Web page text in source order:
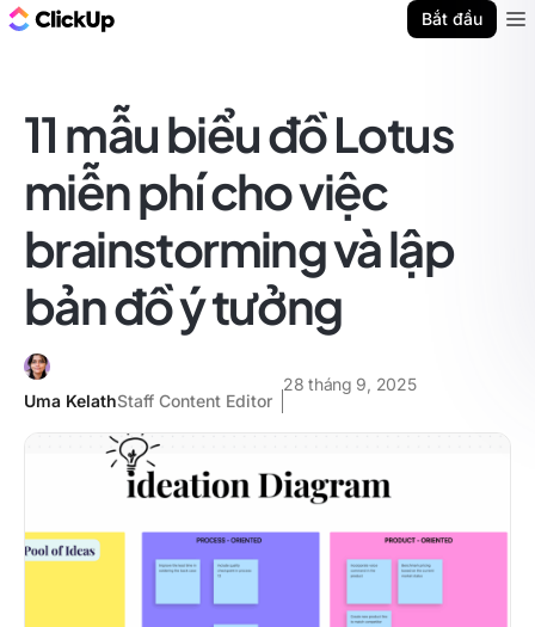
Bắt đầu
11 mẫu biểu đồ Lotus
miễn phí cho việc
brainstorming và lập
bản đồ ý tưởng
Uma KelathStaff Content Editor
28 tháng 9, 2025